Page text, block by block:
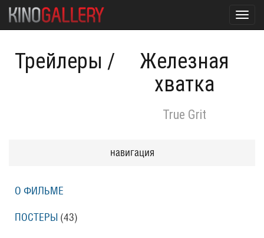
Трейлеры /
Железная
хватка
True Grit
навигация
О ФИЛЬМЕ
ПОСТЕРЫ (43)